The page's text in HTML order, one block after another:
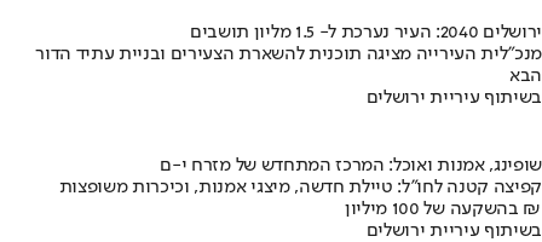
ירושלים 2040: העיר נערכת ל- 1.5 מליון תושבים
מנכ"לית העירייה מציגה תוכנית להשארת הצעירים ובניית עתיד הדור
הבא
בשיתוף עיריית ירושלים
שופינג, אמנות ואוכל: המרכז המתחדש של מזרח י-ם
קפיצה קטנה לחו"ל: טיילת חדשה, מיצגי אמנות, וכיכרות משופצות
בהשקעה של 100 מיליון ₪
בשיתוף עיריית ירושלים